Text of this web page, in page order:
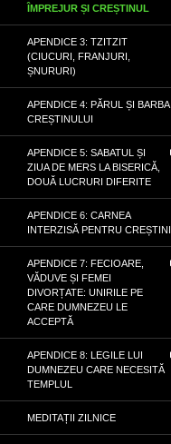
ÎMPREJUR ȘI CREȘTINUL
APENDICE 3: TZITZIT
(CIUCURI, FRANJURI,
ȘNURURI)
APENDICE 4: PĂRUL ȘI BARBA
CREȘTINULUI
APENDICE 5: SABATUL ȘI
ZIUA DE MERS LA BISERICĂ,
DOUĂ LUCRURI DIFERITE
APENDICE 6: CARNEA
INTERZISĂ PENTRU CREȘTINI
APENDICE 7: FECIOARE,
VĂDUVE ȘI FEMEI
DIVORȚATE: UNIRILE PE
CARE DUMNEZEU LE
ACCEPTĂ
APENDICE 8: LEGILE LUI
DUMNEZEU CARE NECESITĂ
TEMPLUL
MEDITAȚII ZILNICE